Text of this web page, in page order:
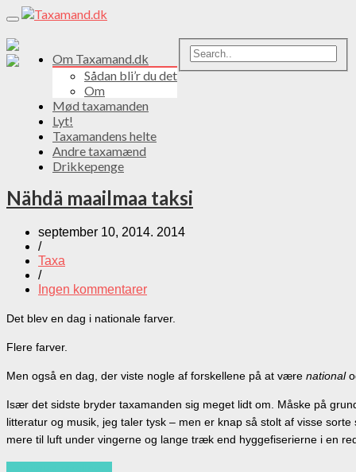
Toggle
navigation
Om Taxamand.dk
Sådan bli’r du det
Om
Mød taxamanden
Lyt!
Taxamandens helte
Andre taxamænd
Drikkepenge
Nähdä maailmaa taksi
september 10, 2014. 2014
/
Taxa
/
Ingen kommentarer
Det blev en dag i nationale farver.
Flere farver.
Men også en dag, der viste nogle af forskellene på at være national
Især det sidste bryder taxamanden sig meget lidt om. Måske på
litteratur og musik, jeg taler tysk – men er knap så stolt af visse
mere til luft under vingerne og lange træk end hyggefiserierne i en